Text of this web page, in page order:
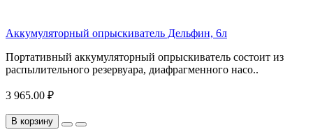
Аккумуляторный опрыскиватель Дельфин, 6л
Портативный аккумуляторный опрыскиватель состоит из
распылительного резервуара, диафрагменного насо..
3 965.00 ₽
В корзину